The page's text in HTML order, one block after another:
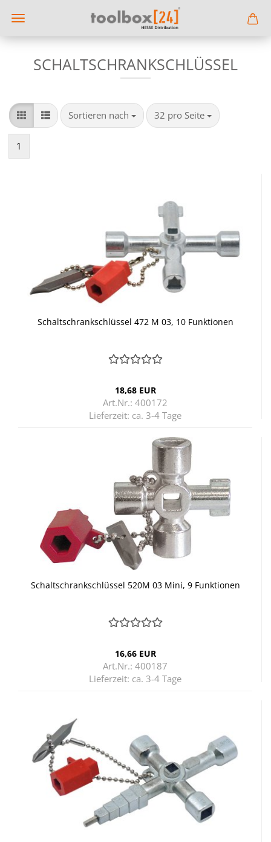
SCHALTSCHRANKSCHLÜSSEL
Sortieren nach
Sortieren nach 32 pro Seite
pro Seite
1
Schalt­schrank­schlüs­sel 472 M 03, 10 Funk­tio­nen
18,68 EUR
Art.Nr.: 400172
Lieferzeit: ca. 3-4 Tage
Schalt­schrank­schlüs­sel 520M 03 Mini, 9 Funk­tio­nen
16,66 EUR
Art.Nr.: 400187
Lieferzeit: ca. 3-4 Tage